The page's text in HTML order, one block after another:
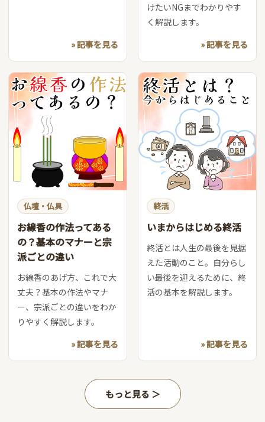
» 記事を見る
けたいNGまでわかりやす
く解説します。
» 記事を見る
仏壇・仏具
お線香の作法ってある
の？基本のマナーと宗
派ごとの違い
お線香のあげ方、これで大
丈夫？基本の作法やマナ
ー、宗派ごとの違いをわか
りやすく解説します。
» 記事を見る
終活
いまからはじめる終活
終活とは人生の最後を見据
えた活動のこと。自分らし
い最後を迎えるために、終
活の基本を解説します。
» 記事を見る
もっと見る